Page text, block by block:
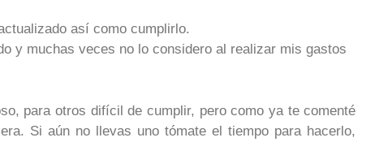
así como cumplirlo.
y muchas veces no lo considero al realizar mis gastos
para otros difícil de cumplir, pero como ya te comenté
Si aún no llevas uno tómate el tiempo para hacerlo,